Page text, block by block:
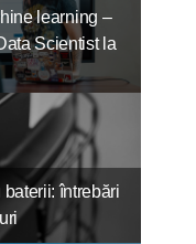
learning –
Scientist la
întrebări